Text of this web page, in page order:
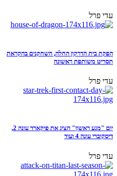
עדי פרל
הפקת בית הדרקון החלה, השחקנים בהקראת
תסריט משותפת ראשונה
עדי פרל
יום "מגע ראשון" הציג את פיקארד עונה 2,
דיסקוברי עונה 4 ועוד
עדי פרל